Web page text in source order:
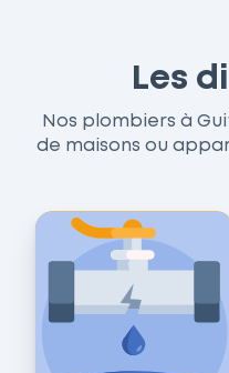
Les
Nos plombiers à
de maisons ou